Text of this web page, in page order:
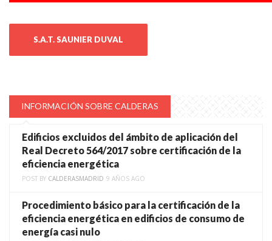
S.A.T. SAUNIER DUVAL
INFORMACIÓN SOBRE CALDERAS
Edificios excluidos del ámbito de aplicación del
Real Decreto 564/2017 sobre certificación de la
eficiencia energética
POST BY CALDERASMADRID 9 AÑOS AGO
Procedimiento básico para la certificación de la
eficiencia energética en edificios de consumo de
energía casi nulo